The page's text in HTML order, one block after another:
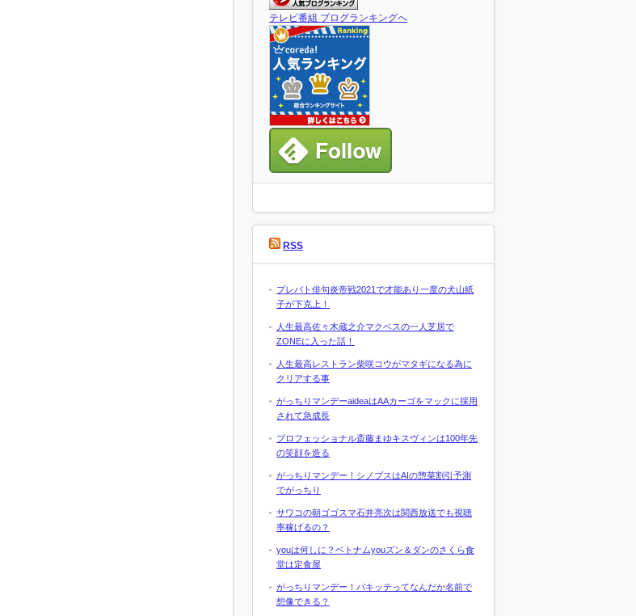
テレビ番組 ブログランキングへ
RSS
プレバト俳句炎帝戦2021で才能あり一度の犬山紙
子が下克上！
人生最高佐々木蔵之介マクベスの一人芝居で
ZONEに入った話！
人生最高レストラン柴咲コウがマタギになる為に
クリアする事
がっちりマンデーaideaはAAカーゴをマックに採用
されて急成長
プロフェッショナル斎藤まゆキスヴィンは100年先
の笑顔を造る
がっちりマンデー！シノプスはAIの惣菜割引予測
でがっちり
サワコの朝ゴゴスマ石井亮次は関西放送でも視聴
率稼げるの？
youは何しに？ベトナムyouズン＆ダンのさくら食
堂は定食屋
がっちりマンデー！パキッテってなんだか名前で
想像できる？